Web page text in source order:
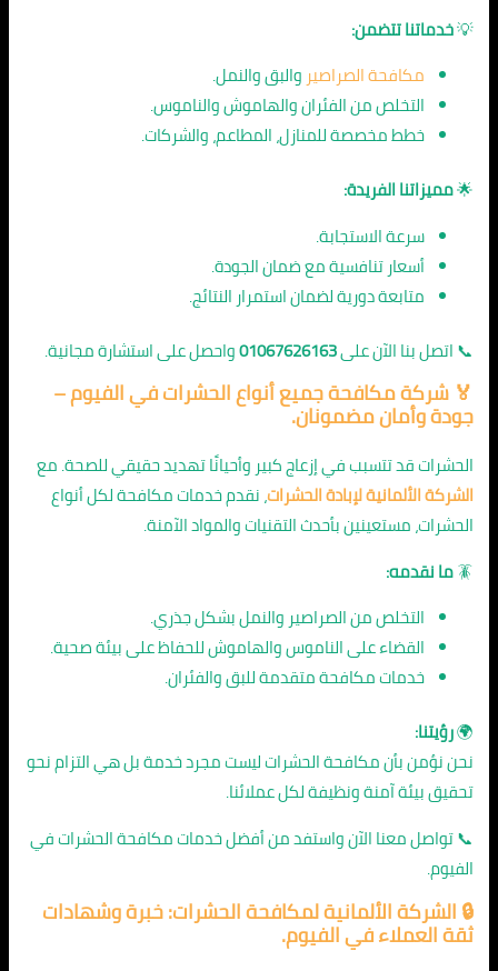
💡خدماتنا تتضمن:
مكافحة الصراصير والبق والنمل.
التخلص من الفئران والهاموش والناموس.
خطط مخصصة للمنازل، المطاعم، والشركات.
🌟مميزاتنا الفريدة:
سرعة الاستجابة.
أسعار تنافسية مع ضمان الجودة.
متابعة دورية لضمان استمرار النتائج.
📞 اتصل بنا الآن على01067626163واحصل على استشارة مجانية.
🏅 شركة مكافحة جميع أنواع الحشرات في الفيوم –
جودة وأمان مضمونان.
الحشرات قد تتسبب في إزعاج كبير وأحيانًا تهديد حقيقي للصحة. مع
الشركة الألمانية لإبادة الحشرات، نقدم خدمات مكافحة لكل أنواع
الحشرات، مستعينين بأحدث التقنيات والمواد الآمنة.
🪳ما نقدمه:
التخلص من الصراصير والنمل بشكل جذري.
القضاء على الناموس والهاموش للحفاظ على بيئة صحية.
خدمات مكافحة متقدمة للبق والفئران.
🌍رؤيتنا:
نحن نؤمن بأن مكافحة الحشرات ليست مجرد خدمة بل هي التزام نحو
تحقيق بيئة آمنة ونظيفة لكل عملائنا.
📞 تواصل معنا الآن واستفد من أفضل خدمات مكافحة الحشرات في
الفيوم.
🔒 الشركة الألمانية لمكافحة الحشرات: خبرة وشهادات
ثقة العملاء في الفيوم.